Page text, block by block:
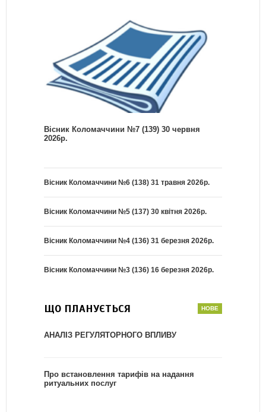
Вісник Коломаччини №7 (139) 30 червня
2026р.
Вісник Коломаччини №6 (138) 31 травня 2026р.
Вісник Коломаччини №5 (137) 30 квітня 2026р.
Вісник Коломаччини №4 (136) 31 березня 2026р.
Вісник Коломаччини №3 (136) 16 березня 2026р.
ЩО ПЛАНУЄТЬСЯ
АНАЛІЗ РЕГУЛЯТОРНОГО ВПЛИВУ
Про встановлення тарифів на надання
ритуальних послуг